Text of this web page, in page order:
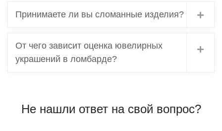
Принимаете ли вы сломанные изделия?
От чего зависит оценка ювелирных
украшений в ломбарде?
Не нашли ответ на свой вопрос?